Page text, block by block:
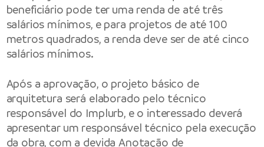
beneficiário pode ter uma renda de até três
salários mínimos, e para projetos de até 100
metros quadrados, a renda deve ser de até cinco
salários mínimos.
Após a aprovação, o projeto básico de
arquitetura será elaborado pelo técnico
responsável do Implurb, e o interessado deverá
apresentar um responsável técnico pela execução
da obra, com a devida Anotação de